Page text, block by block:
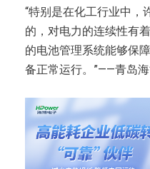
“特别是在化工行业中，
的，对电力的连续性有
的电池管理系统能够保
备正常运行。”——青岛